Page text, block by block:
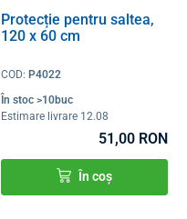
Protecție pentru saltea,
120 x 60 cm
COD:P4022
În stoc >10buc
Estimare livrare 12.08
51,00 RON
În coș